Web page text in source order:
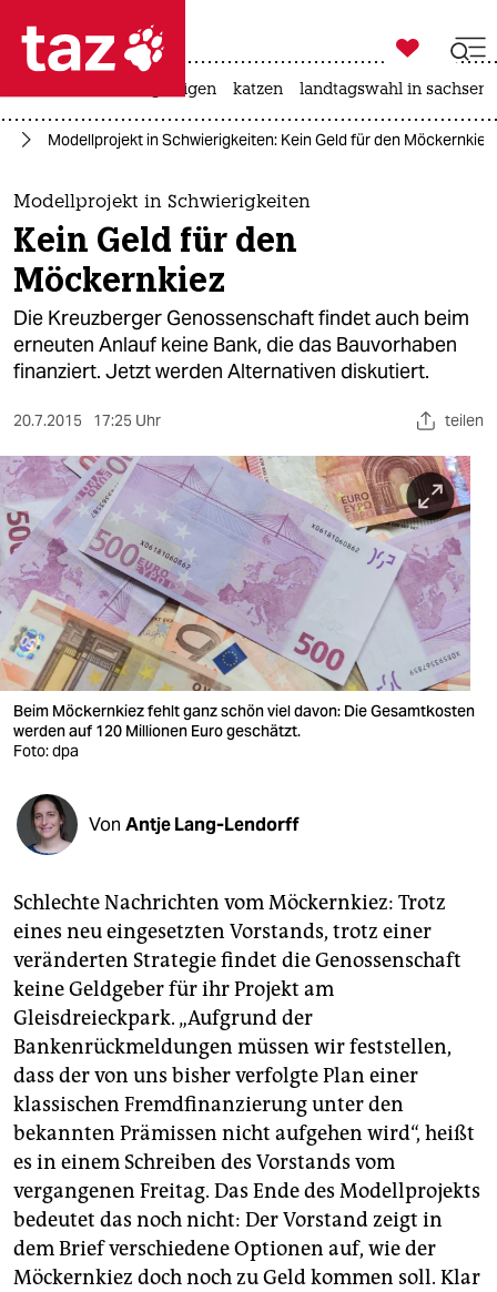
 taz zahl ich
taz zahl ich
themen
politik
öko
gesellschaft
sport
berlin
nord
wahrheit
verlag
verlag
veranstaltungen
fragen & hilfe
abo
genossenschaft
epaper login

taz zahl ich
bergsteigen katzen landtagswahl in
Modellprojekt in Schwierigkeiten: Kein Geld für den Möckernkiez
Modellprojekt in Schwierigkeiten
Kein Geld für den
Möckernkiez
Die Kreuzberger Genossenschaft findet auch beim
erneuten Anlauf keine Bank, die das Bauvorhaben
finanziert. Jetzt werden Alternativen diskutiert.
20.7.2015 17:25 Uhr teilen
Beim Möckernkiez fehlt ganz schön viel davon: Die Gesamtkosten
werden auf 120 Millionen Euro geschätzt.
Foto: dpa
Von Antje Lang-Lendorff
Schlechte Nachrichten vom Möckernkiez: Trotz
eines neu eingesetzten Vorstands, trotz einer
veränderten Strategie findet die Genossenschaft
keine Geldgeber für ihr Projekt am
Gleisdreieckpark. „Aufgrund der
Bankenrückmeldungen müssen wir feststellen,
dass der von uns bisher verfolgte Plan einer
klassischen Fremdfinanzierung unter den
bekannten Prämissen nicht aufgehen wird“, heißt
es in einem Schreiben des Vorstands vom
vergangenen Freitag. Das Ende des Modellprojekts
bedeutet das noch nicht: Der Vorstand zeigt in
dem Brief verschiedene Optionen auf, wie der
Möckernkiez doch noch zu Geld kommen soll. Klar